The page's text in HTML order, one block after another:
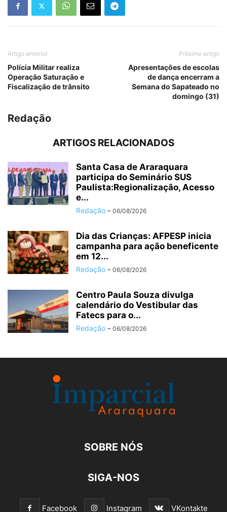
Artigo anterior
Polícia Militar realiza
Operação Saturação e
Fiscalização de trânsito
Próximo artigo
Apresentações de escolas
de dança encerram a
Semana do Sapateado no
domingo (31)
Redação
ARTIGOS RELACIONADOS
Santa Casa de Araraquara
participa do Seminário SUS
Paulista:Regionalização, Acesso
e...
Redação - 06/08/2026
Dia das Crianças: AFPESP inicia
campanha para ação beneficente
em 12...
Redação - 06/08/2026
Centro Paula Souza divulga
calendário do Vestibular das
Fatecs para o...
Redação - 06/08/2026
SOBRE NÓS
SIGA-NOS
Facebook Instagram VKontakte